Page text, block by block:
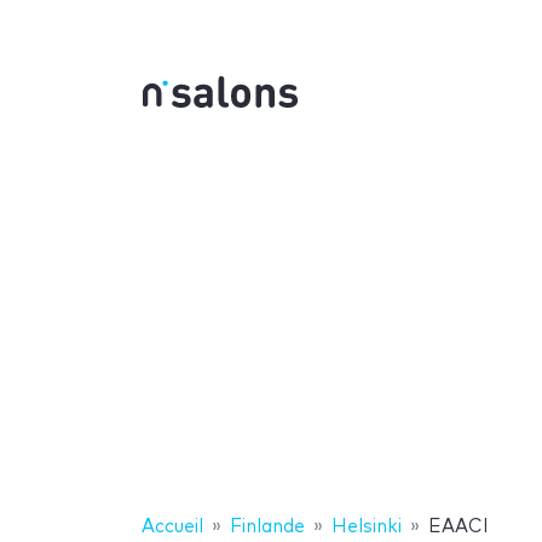
Accueil Finlande Helsinki EAACI